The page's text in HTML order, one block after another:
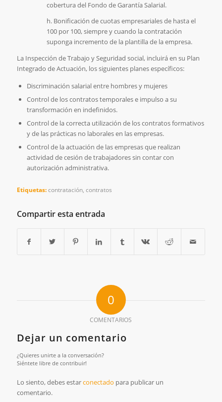
cobertura del Fondo de Garantía Salarial.
h. Bonificación de cuotas empresariales de hasta el
100 por 100, siempre y cuando la contratación
suponga incremento de la plantilla de la empresa.
La Inspección de Trabajo y Seguridad social, incluirá en su Plan
Integrado de Actuación, los siguientes planes específicos:
Discriminación salarial entre hombres y mujeres
Control de los contratos temporales e impulso a su
transformación en indefinidos.
Control de la correcta utilización de los contratos formativos
y de las prácticas no laborales en las empresas.
Control de la actuación de las empresas que realizan
actividad de cesión de trabajadores sin contar con
autorización administrativa.
Etiquetas: contratación, contratos
Compartir esta entrada
0
COMENTARIOS
Dejar un comentario
¿Quieres unirte a la conversación?
Siéntete libre de contribuir!
Lo siento, debes estarconectado para publicar un
comentario.